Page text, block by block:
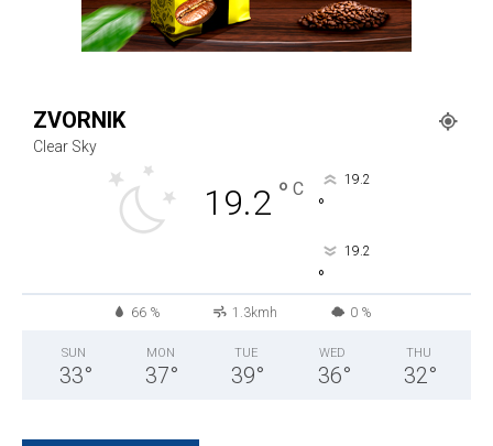
ZVORNIK
Clear Sky
19.2 ° C 19.2
°
19.2
°
66 % 1.3kmh 0 %
SUN
33°
MON
37°
TUE
39°
WED
36°
THU
32°